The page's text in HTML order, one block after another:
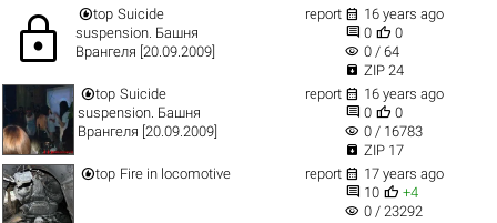
lock top Suicide
suspension. Башня
Врангеля [20.09.2009]
report  16 years ago
 0  0
visibility 0 / 64
 ZIP 24
top Suicide
suspension. Башня
Врангеля [20.09.2009]
report  16 years ago
 0  0
visibility 0 / 16783
 ZIP 17
top Fire in locomotive report  17 years ago
 10  +4
visibility 0 / 23292